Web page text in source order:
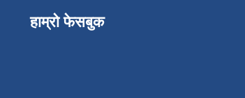
हाम्रो फेसबुक